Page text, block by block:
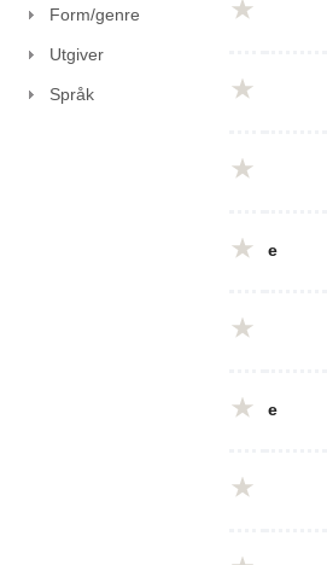
Form/genre
Utgiver
Språk
e
e